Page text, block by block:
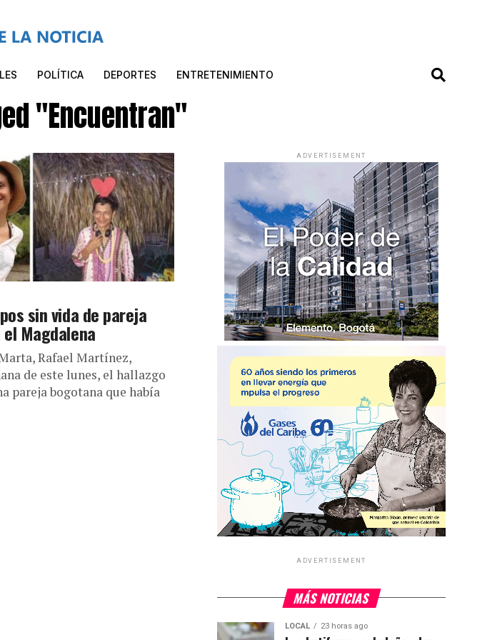
POLÍTICA DEPORTES ENTRETENIMIENTO
"Encuentran"
sin vida de pareja
Magdalena
Rafael Martínez,
de este lunes, el hallazgo
pareja bogotana que había
ADVERTISEMENT
ADVERTISEMENT
MÁS NOTICIAS
LOCAL 23 horas ago